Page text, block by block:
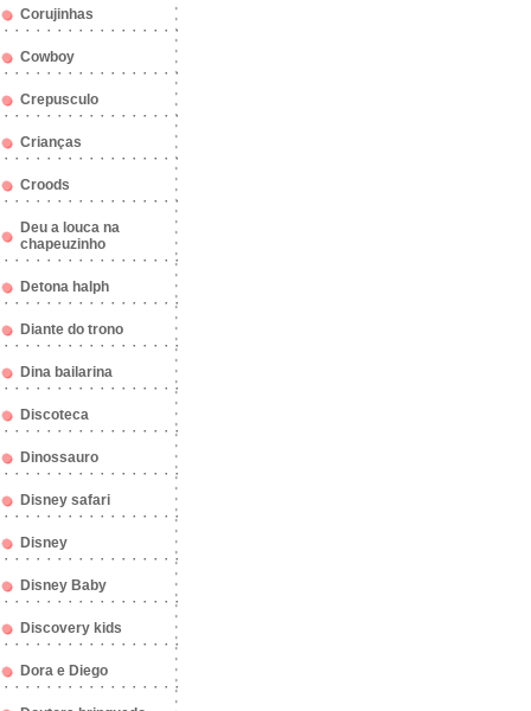
Corujinhas
Cowboy
Crepusculo
Crianças
Croods
Deu a louca na
chapeuzinho
Detona halph
Diante do trono
Dina bailarina
Discoteca
Dinossauro
Disney safari
Disney
Disney Baby
Discovery kids
Dora e Diego